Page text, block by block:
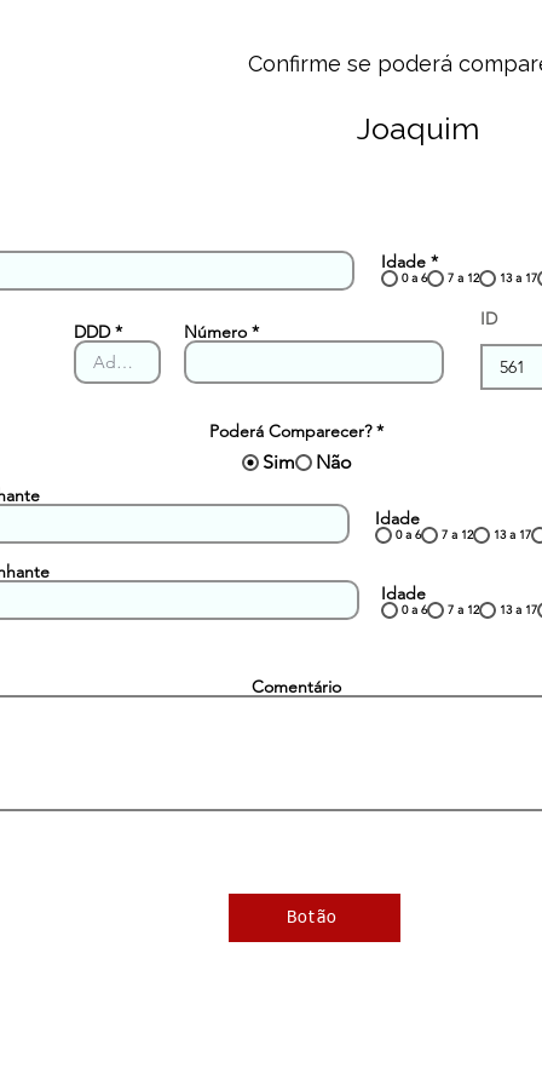
Confirme se poderá
Joaquim
Idade *
0 a 6 7 a 12 13 a 17
DDD Número
ID
Poderá Comparecer? *
Sim Não
Idade
0 a 6 7 a 12 13 a 17
Idade
0 a 6 7 a 12 13 a 17
Comentário
Botão